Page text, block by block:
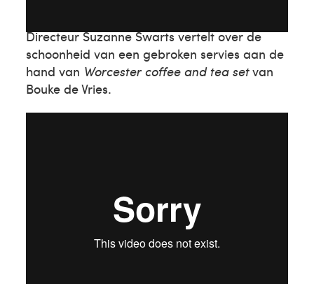
Directeur Suzanne Swarts vertelt over de
schoonheid van een gebroken servies aan de
hand van Worcester coffee and tea setvan
Bouke de Vries.